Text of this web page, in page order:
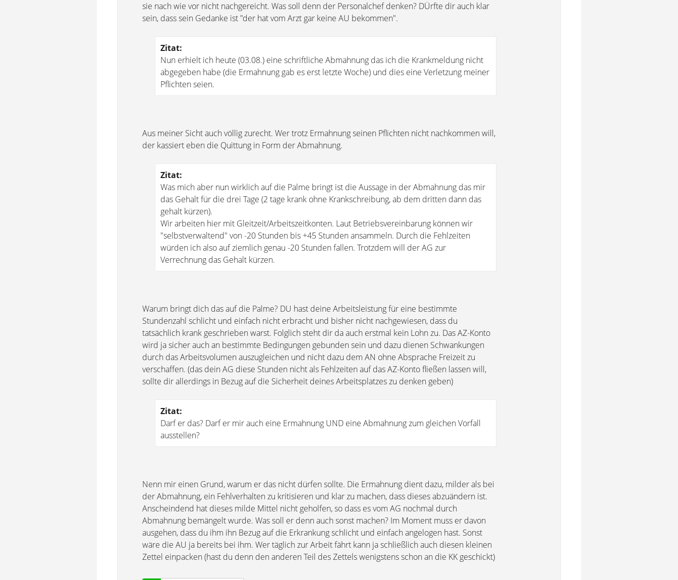
sie nach wie vor nicht nachgereicht. Was soll denn der Personalchef denken? DÜrfte dir auch klar
sein, dass sein Gedanke ist "der hat vom Arzt gar keine AU bekommen".
Zitat:
Nun erhielt ich heute (03.08.) eine schriftliche Abmahnung das ich die Krankmeldung nicht
abgegeben habe (die Ermahnung gab es erst letzte Woche) und dies eine Verletzung meiner
Pflichten seien.
Aus meiner Sicht auch völlig zurecht. Wer trotz Ermahnung seinen Pflichten nicht nachkommen will,
der kassiert eben die Quittung in Form der Abmahnung.
Zitat:
Was mich aber nun wirklich auf die Palme bringt ist die Aussage in der Abmahnung das mir
das Gehalt für die drei Tage (2 tage krank ohne Krankschreibung, ab dem dritten dann das
gehalt kürzen).
Wir arbeiten hier mit Gleitzeit/Arbeitszeitkonten. Laut Betriebsvereinbarung können wir
"selbstverwaltend" von -20 Stunden bis +45 Stunden ansammeln. Durch die Fehlzeiten
würden ich also auf ziemlich genau -20 Stunden fallen. Trotzdem will der AG zur
Verrechnung das Gehalt kürzen.
Warum bringt dich das auf die Palme? DU hast deine Arbeitsleistung für eine bestimmte
Stundenzahl schlicht und einfach nicht erbracht und bisher nicht nachgewiesen, dass du
tatsächlich krank geschrieben warst. Folglich steht dir da auch erstmal kein Lohn zu. Das AZ-Konto
wird ja sicher auch an bestimmte Bedingungen gebunden sein und dazu dienen Schwankungen
durch das Arbeitsvolumen auszugleichen und nicht dazu dem AN ohne Absprache Freizeit zu
verschaffen. (das dein AG diese Stunden nicht als Fehlzeiten auf das AZ-Konto fließen lassen will,
sollte dir allerdings in Bezug auf die Sicherheit deines Arbeitsplatzes zu denken geben)
Zitat:
Darf er das? Darf er mir auch eine Ermahnung UND eine Abmahnung zum gleichen Vorfall
ausstellen?
Nenn mir einen Grund, warum er das nicht dürfen sollte. Die Ermahnung dient dazu, milder als bei
der Abmahnung, ein Fehlverhalten zu kritisieren und klar zu machen, dass dieses abzuändern ist.
Anscheindend hat dieses milde Mittel nicht geholfen, so dass es vom AG nochmal durch
Abmahnung bemängelt wurde. Was soll er denn auch sonst machen? Im Moment muss er davon
ausgehen, dass du ihm ihn Bezug auf die Erkrankung schlicht und einfach angelogen hast. Sonst
wäre die AU ja bereits bei ihm. Wer täglich zur Arbeit fährt kann ja schließlich auch diesen kleinen
Zettel einpacken (hast du denn den anderen Teil des Zettels wenigstens schon an die KK geschickt)